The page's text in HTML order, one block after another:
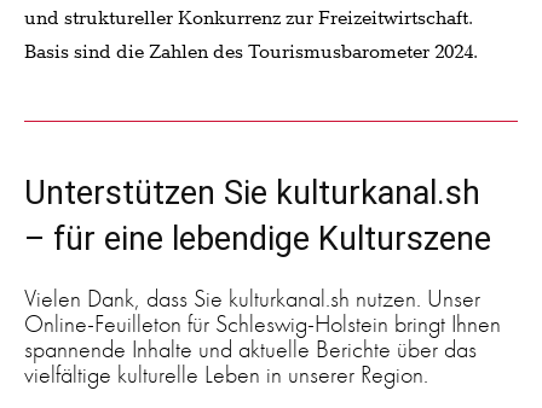
und struktureller Konkurrenz zur Freizeitwirtschaft.
Basis sind die Zahlen des Tourismusbarometer 2024.
Unterstützen Sie kulturkanal.sh
– für eine lebendige Kulturszene
Vielen Dank, dass Sie kulturkanal.sh nutzen. Unser
Online-Feuilleton für Schleswig-Holstein bringt Ihnen
spannende Inhalte und aktuelle Berichte über das
vielfältige kulturelle Leben in unserer Region.